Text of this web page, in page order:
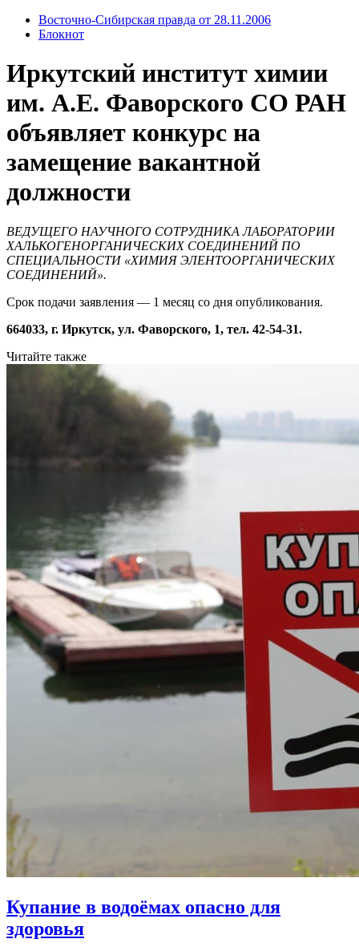
Восточно-Сибирская правда от 28.11.2006
Блокнот
Иркутский институт химии
им. А.Е. Фаворского СО РАН
объявляет конкурс на
замещение вакантной
должности
ВЕДУЩЕГО НАУЧНОГО СОТРУДНИКА ЛАБОРАТОРИИ
ХАЛЬКОГЕНОРГАНИЧЕСКИХ СОЕДИНЕНИЙ ПО
СПЕЦИАЛЬНОСТИ «ХИМИЯ ЭЛЕНТООРГАНИЧЕСКИХ
СОЕДИНЕНИЙ».
Срок подачи заявления — 1 месяц со дня опубликования.
664033, г. Иркутск, ул. Фаворского, 1, тел. 42-54-31.
Читайте также
Купание в водоёмах опасно для
здоровья